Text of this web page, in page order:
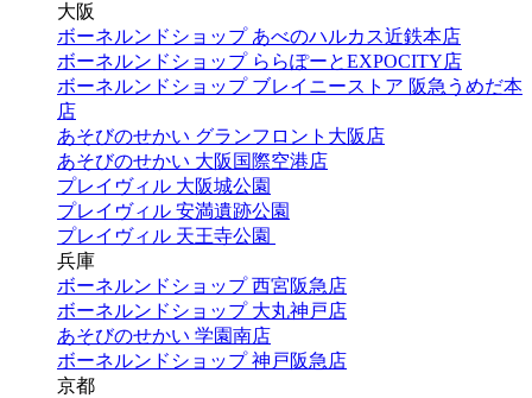
大阪
ボーネルンドショップ あべのハルカス近鉄本店
ボーネルンドショップ ららぽーとEXPOCITY店
ボーネルンドショップ ブレイニーストア 阪急うめだ本
店
あそびのせかい グランフロント大阪店
あそびのせかい 大阪国際空港店
プレイヴィル 大阪城公園
プレイヴィル 安満遺跡公園
プレイヴィル 天王寺公園
兵庫
ボーネルンドショップ 西宮阪急店
ボーネルンドショップ 大丸神戸店
あそびのせかい 学園南店
ボーネルンドショップ 神戸阪急店
京都